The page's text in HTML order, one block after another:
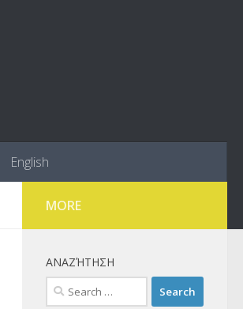
English
MORE
ΑΝΑΖΉΤΗΣΗ
Search
for: